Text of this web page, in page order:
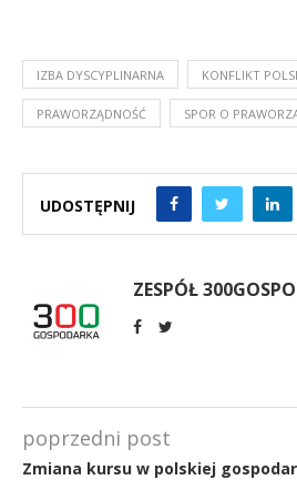
IZBA DYSCYPLINARNA KONFLIKT
PRAWORZĄDNOŚĆ SPOR O
UDOSTĘPNIJ
ZESPÓŁ
poprzedni post
Zmiana kursu w polskiej